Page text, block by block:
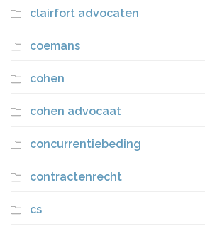
clairfort advocaten
coemans
cohen
cohen advocaat
concurrentiebeding
contractenrecht
cs